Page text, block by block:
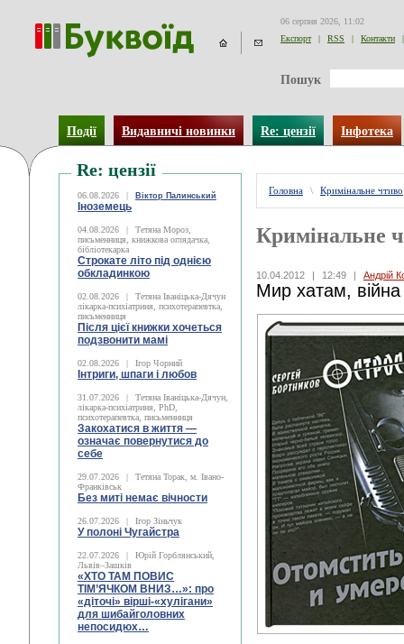
06 серпня 2026, 11:02
Експорт
| RSS | Контакти |
Пошук
Події Видавничі новинки Re: цензії Інфотека
Re: цензії
06.08.2026 | Віктор Палинський
Іноземець
04.08.2026 |
Тетяна Мороз,
письменниця, книжкова оглядачка,
бібліотекарка
Строкате літо під однією
обкладинкою
02.08.2026 |
Тетяна Іваніцька-Дячун
лікарка-психіатриня, психотерапевтка,
письменниця
Після цієї книжки хочеться
подзвонити мамі
02.08.2026 | Ігор Чорний
Інтриги, шпаги і любов
31.07.2026 |
Тетяна Іваніцька-Дячун,
лікарка-психіатриня, PhD,
психотерапевтка, письменниця
Закохатися в життя —
означає повернутися до
себе
29.07.2026 |
Тетяна Торак, м. Івано-
Франківськ
Без миті немає вічности
26.07.2026 | Ігор Зіньчук
У полоні Чугайстра
22.07.2026 |
Юрій Горблянський,
Львів–Зашків
«ХТО ТАМ ПОВИС
ТІМ’ЯЧКОМ ВНИЗ…»: про
«діточі» вірші-«хулігани»
для шибайголовних
непосидюх…
Головна \ Кримінальне чтиво
Кримінальне
10.04.2012 | 12:49 | Андрій
Мир хатам,